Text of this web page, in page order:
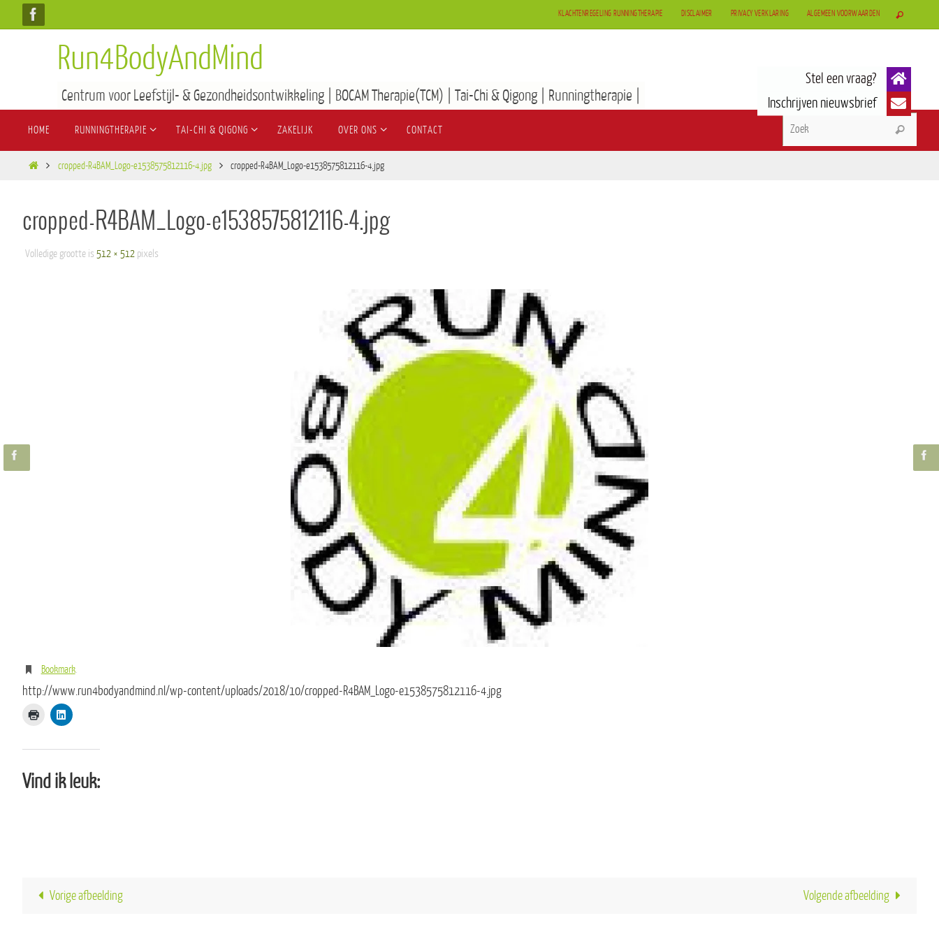
KLACHTENREGELING RUNNINGTHERAPIE DISCLAIMER PRIVACY VERKLARING ALGEMEEN VOORWAARDEN
Run4BodyAndMind
Centrum voor Leefstijl- & Gezondheidsontwikkeling | BOCAM Therapie(TCM) | Tai-Chi & Qigong | Runningtherapie |
HOME RUNNINGTHERAPIE TAI-CHI & QIGONG ZAKELIJK OVER ONS CONTACT
cropped-R4BAM_Logo-e1538575812116-4.jpg cropped-R4BAM_Logo-e1538575812116-4.jpg
cropped-R4BAM_Logo-e1538575812116-4.jpg
Volledige grootte is 512 × 512 pixels
Bookmark.
http://www.run4bodyandmind.nl/wp-content/uploads/2018/10/cropped-R4BAM_Logo-e1538575812116-4.jpg
Vind ik leuk:
Vorige afbeelding Volgende afbeelding